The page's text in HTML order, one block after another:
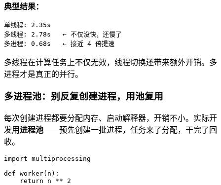
典型结果：
单线程: 2.35s
多线程: 2.78s   ← 不仅没快，还慢了
多进程: 0.68s   ← 接近 4 倍提速
多线程在计算任务上不仅无效，线程切换还带来额外开销。多
进程才是真正的并行。
多进程池：别反复创建进程，用池复用
每次创建进程都要分配内存、启动解释器，开销不小。实际开
发用进程池——预先创建一批进程，任务来了分配，干完了回
收。
import multiprocessing
def worker( n ):
return n ** 2